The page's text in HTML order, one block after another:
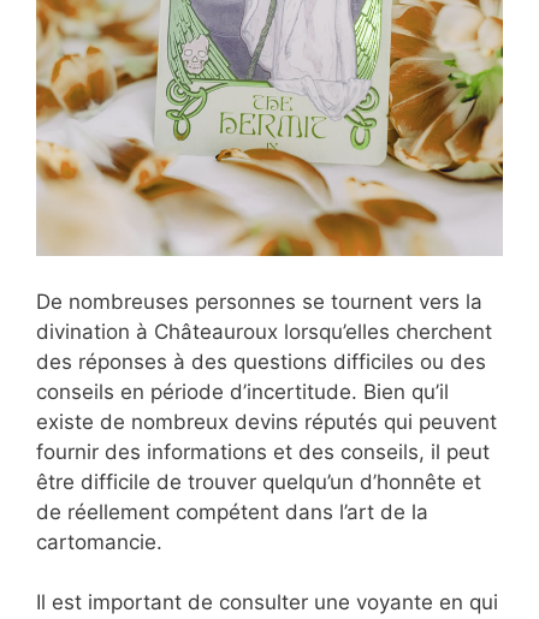
De nombreuses personnes se tournent vers la
divination à Châteauroux lorsqu’elles cherchent
des réponses à des questions difficiles ou des
conseils en période d’incertitude. Bien qu’il
existe de nombreux devins réputés qui peuvent
fournir des informations et des conseils, il peut
être difficile de trouver quelqu’un d’honnête et
de réellement compétent dans l’art de la
cartomancie.
Il est important de consulter une voyante en qui